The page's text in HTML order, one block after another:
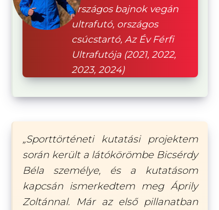
országos bajnok vegán
ultrafutó, országos
csúcstartó, Az Év Férfi
Ultrafutója (2021, 2022,
2023, 2024)
„Sporttörténeti kutatási projektem
során került a látókörömbe Bicsérdy
Béla személye, és a kutatásom
kapcsán ismerkedtem meg Áprily
Zoltánnal. Már az első pillanatban